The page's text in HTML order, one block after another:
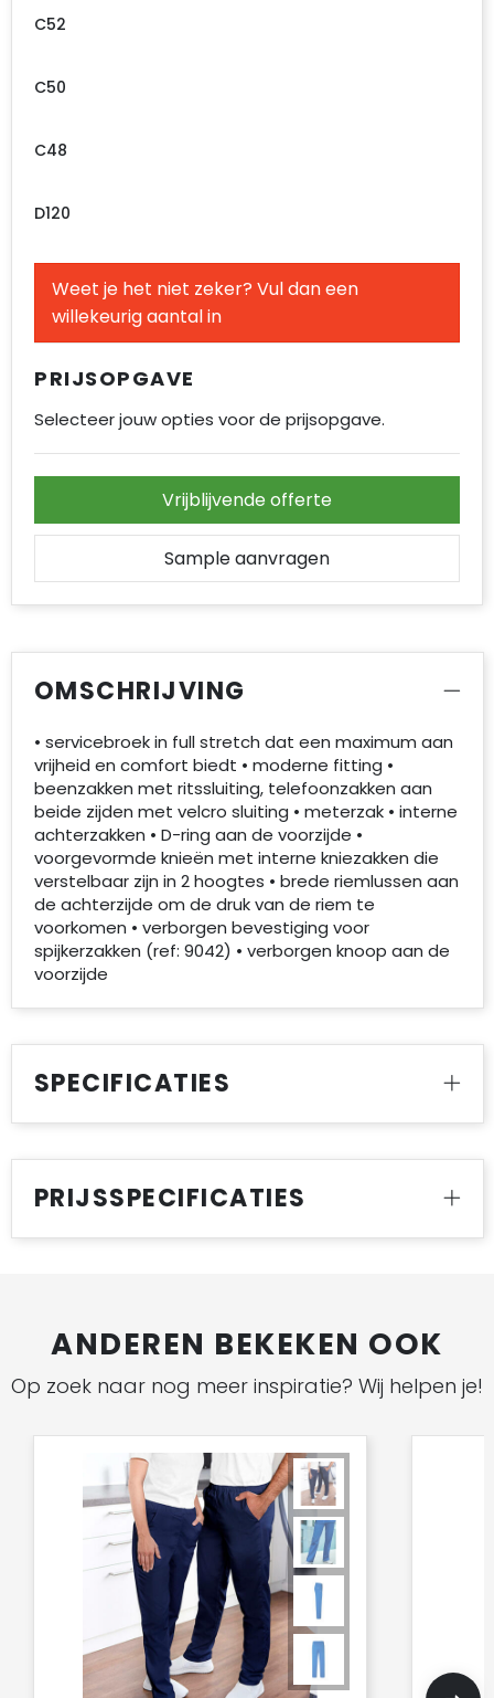
C52
C50
C48
D120
Weet je het niet zeker? Vul dan een
willekeurig aantal in
PRIJSOPGAVE
Selecteer jouw opties voor de prijsopgave.
Vrijblijvende offerte
Sample aanvragen
OMSCHRIJVING
• servicebroek in full stretch dat een maximum aan
vrijheid en comfort biedt • moderne fitting •
beenzakken met ritssluiting, telefoonzakken aan
beide zijden met velcro sluiting • meterzak • interne
achterzakken • D-ring aan de voorzijde •
voorgevormde knieën met interne kniezakken die
verstelbaar zijn in 2 hoogtes • brede riemlussen aan
de achterzijde om de druk van de riem te
voorkomen • verborgen bevestiging voor
spijkerzakken (ref: 9042) • verborgen knoop aan de
voorzijde
SPECIFICATIES
PRIJSSPECIFICATIES
ANDEREN BEKEKEN OOK
Op zoek naar nog meer inspiratie? Wij helpen je!